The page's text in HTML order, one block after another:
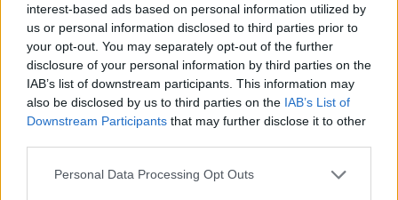
interest-based ads based on personal information utilized by
us or personal information disclosed to third parties prior to
your opt-out. You may separately opt-out of the further
disclosure of your personal information by third parties on the
IAB’s list of downstream participants. This information may
also be disclosed by us to third parties on the IAB’s List of
Downstream Participants that may further disclose it to other
Personal Data Processing Opt Outs
avtaler levering av 80 liter bensin på
jerrykanner. Deretter setter vi på nytt
kursen mot Hogga. Været er nydelig, sjøene
er speilblanke, og vi bruker en halv time
mindre enn kvelden før over vannene.
slusingen starter, og igjen møter vi skepsis